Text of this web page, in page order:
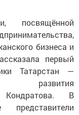
посвящённой
бизнеса и
первый
Татарстан —
развития
Кондратова. В